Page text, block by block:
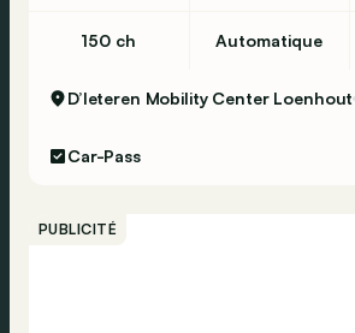
150 ch Automatique
D’Ieteren Mobility Center Loenhout
Car-Pass
PUBLICITÉ